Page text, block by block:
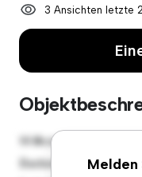
3 Ansichten letzte
Melden
Willkommen in Ihrem
Badsiedlung 12/8,